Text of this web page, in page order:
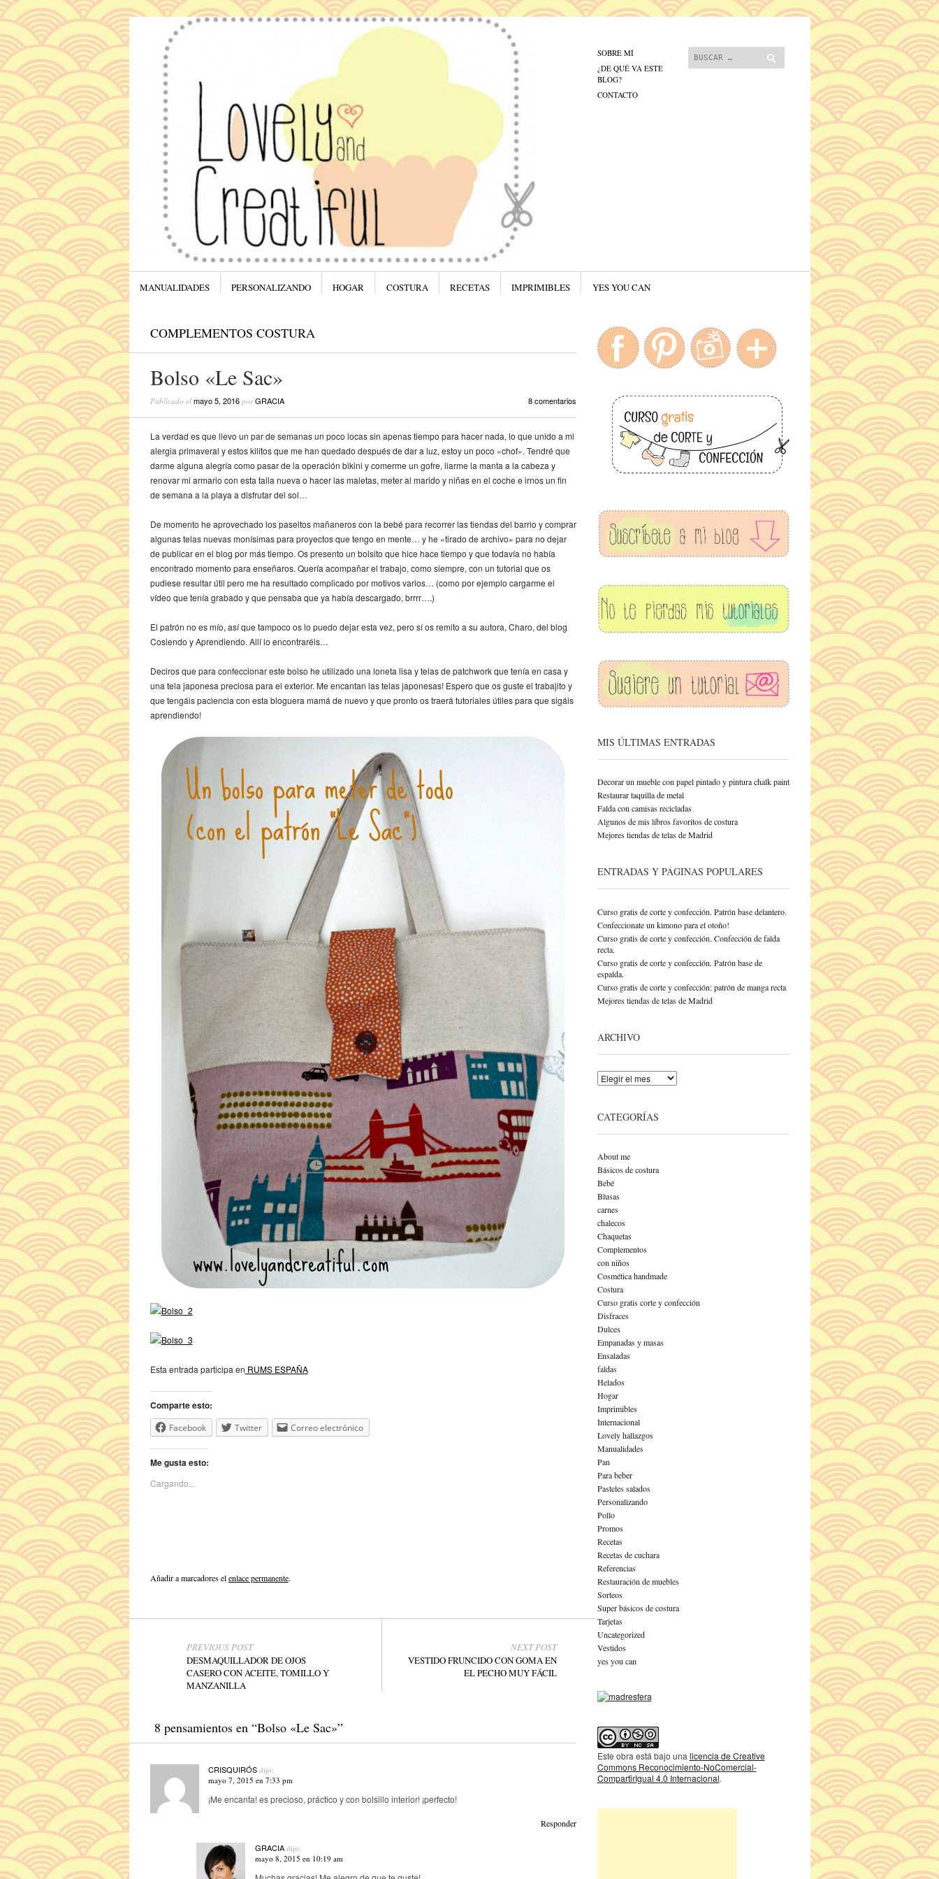
Buscar
SOBRE MÍ
¿DE QUÉ VA ESTE
BLOG?
CONTACTO
Menú
SALTAR AL CONTENIDO.
MANUALIDADES PERSONALIZANDO HOGAR COSTURA RECETAS IMPRIMIBLES YES YOU CAN
COMPLEMENTOS/COSTURA
Bolso «Le Sac»
Publicado el mayo 5, 2016porGRACIA 8 comentarios
La verdad es que llevo un par de semanas un poco locas sin apenas tiempo para hacer nada, lo que unido a mi
alergia primaveral y estos kilitos que me han quedado después de dar a luz, estoy un poco «chof». Tendré que
darme alguna alegría como pasar de la operación bikini y comerme un gofre, liarme la manta a la cabeza y
renovar mi armario con esta talla nueva o hacer las maletas, meter al marido y niñas en el coche e irnos un fin
de semana a la playa a disfrutar del sol…
De momento he aprovechado los paseitos mañaneros con la bebé para recorrer las tiendas del barrio y comprar
algunas telas nuevas monísimas para proyectos que tengo en mente… y he «tirado de archivo» para no dejar
de publicar en el blog por más tiempo. Os presento un bolsito que hice hace tiempo y que todavía no había
encontrado momento para enseñaros. Quería acompañar el trabajo, como siempre, con un tutorial que os
pudiese resultar útil pero me ha resultado complicado por motivos varios… (como por ejemplo cargarme el
vídeo que tenía grabado y que pensaba que ya había descargado, brrrr….)
El patrón no es mío, así que tampoco os lo puedo dejar esta vez, pero sí os remito a su autora, Charo, del blog
Cosiendo y Aprendiendo. Allí lo encontraréis…
Deciros que para confeccionar este bolso he utilizado una loneta lisa y telas de patchwork que tenía en casa y
una tela japonesa preciosa para el exterior. Me encantan las telas japonesas! Espero que os guste el trabajito y
que tengáis paciencia con esta bloguera mamá de nuevo y que pronto os traerá tutoriales útiles para que sigáis
aprendiendo!
Esta entrada participa en RUMS ESPAÑA
Comparte esto:
Facebook Twitter Correo electrónico
Me gusta esto:
Cargando...
Añadir a marcadores elenlace permanente.
PREVIOUS POST
DESMAQUILLADOR DE OJOS
CASERO CON ACEITE, TOMILLO Y
MANZANILLA
NEXT POST
VESTIDO FRUNCIDO CON GOMA EN
EL PECHO MUY FÁCIL
8 pensamientos en “Bolso «Le Sac»”
CRISQUIRÓS dijo:
mayo 7, 2015 en 7:33 pm
¡Me encanta! es precioso, práctico y con bolsillo interior! ¡perfecto!
Responder
GRACIA dijo:
mayo 8, 2015 en 10:19 am
MIS ÚLTIMAS ENTRADAS
Decorar un mueble con papel pintado y pintura chalk paint
Restaurar taquilla de metal
Falda con camisas recicladas
Algunos de mis libros favoritos de costura
Mejores tiendas de telas de Madrid
ENTRADAS Y PÁGINAS POPULARES
Curso gratis de corte y confección. Patrón base delantero.
Confeccionate un kimono para el otoño!
Curso gratis de corte y confección. Confección de falda
recta.
Curso gratis de corte y confección. Patrón base de
espalda.
Curso gratis de corte y confección: patrón de manga recta
Mejores tiendas de telas de Madrid
ARCHIVO
Archivo
CATEGORÍAS
About me
Básicos de costura
Bebé
Blusas
carnes
chalecos
Chaquetas
Complementos
con niños
Cosmética handmade
Costura
Curso gratis corte y confección
Disfraces
Dulces
Empanadas y masas
Ensaladas
faldas
Helados
Hogar
Imprimibles
Internacional
Lovely hallazgos
Manualidades
Pan
Para beber
Pasteles salados
Personalizando
Pollo
Promos
Recetas
Recetas de cuchara
Referencias
Restauración de muebles
Sorteos
Super básicos de costura
Tarjetas
Uncategorized
Vestidos
yes you can
Este obra está bajo una licencia de Creative
Commons Reconocimiento-NoComercial-
CompartirIgual 4.0 Internacional.